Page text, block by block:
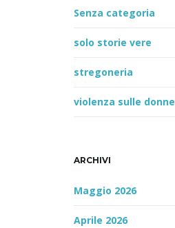
Senza categoria
solo storie vere
stregoneria
violenza sulle donne
ARCHIVI
Maggio 2026
Aprile 2026